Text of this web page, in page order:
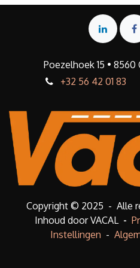
Poezelhoek 15 •
+32 56 42 01 83
Copyright © 2025 - Alle
Inhoud door VACAL -
Instellingen -